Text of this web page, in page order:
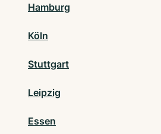
Hamburg
Köln
Stuttgart
Leipzig
Essen